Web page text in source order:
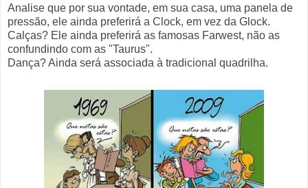
Analise que por sua vontade, em sua casa, uma panela de
pressão, ele ainda preferirá a Clock, em vez da Glock.
Calças? Ele ainda preferirá as famosas Farwest, não as
confundindo com as "Taurus".
Dança? Ainda será associada à tradicional quadrilha.